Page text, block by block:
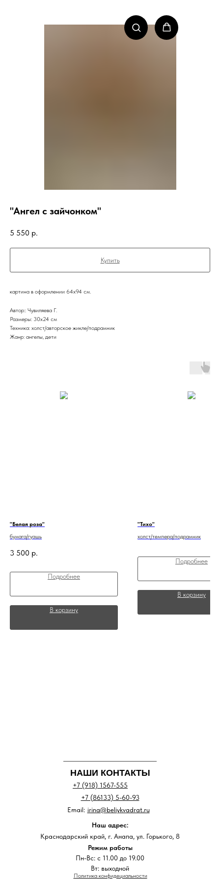
"Ангел с зайчонком"
5 550 р.
Купить
картина в оформлении 64х94 см.
Автор:: Чувиляева Г.
Размеры: 30х24 см
Техника: холст/авторское жикле/подрамник
Жанр: ангелы, дети
"Белая роза"
бумага/гуашь
3 500 р.
Подробнее
В корзину
"Тихо"
холст/темпера/подрамник
Подробнее
В корзину
Политика конфидециальности
НАШИ КОНТАКТЫ
+7 (918) 1567-555
+7 (86133) 5-60-93
Наш адрес:
Краснодарский край, г. Анапа, ул. Горького, 8
Режим работы
Пн-Вс: с 11.00 до 19.00
Вт: выходной
irina@beliykvadrat.ru
Email: